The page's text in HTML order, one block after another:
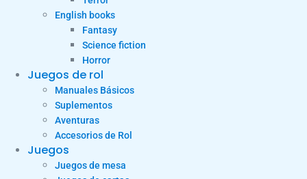
English books
Fantasy
Science fiction
Horror
Juegos de rol
Manuales Básicos
Suplementos
Aventuras
Accesorios de Rol
Juegos
Juegos de mesa